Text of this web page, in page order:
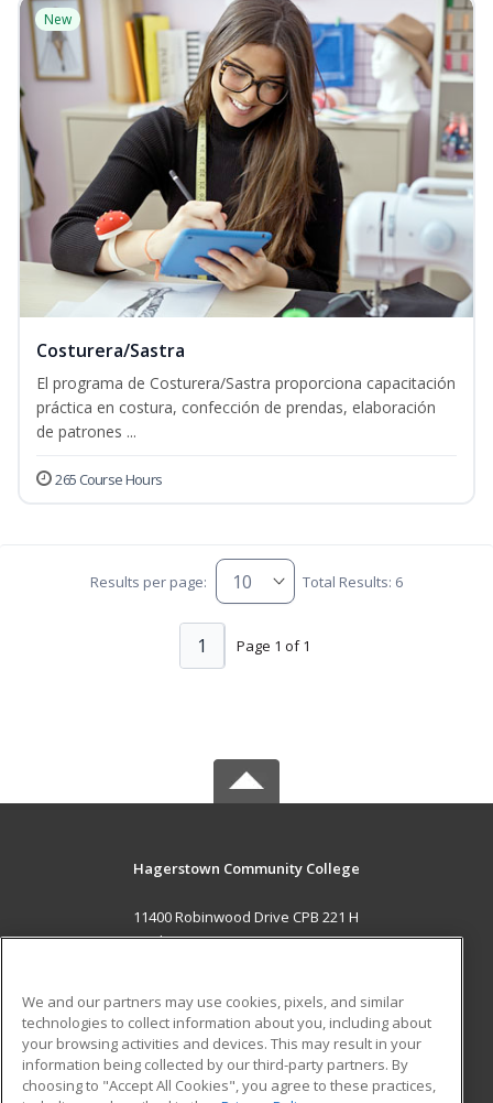
New
Costurera/Sastra
El programa de Costurera/Sastra proporciona capacitación
práctica en costura, confección de prendas, elaboración
de patrones ...
265 Course Hours
Results per page: Total Results: 6
Page 1 of 1
1
Hagerstown Community College
11400 Robinwood Drive CPB 221 H
hagerstown, MD 21742 US
Career Training
ADDITIONAL RESOURCES
Military Student Blog
We and our partners may use cookies, pixels, and similar
technologies to collect information about you, including about
your browsing activities and devices. This may result in your
information being collected by our third-party partners. By
choosing to "Accept All Cookies", you agree to these practices,